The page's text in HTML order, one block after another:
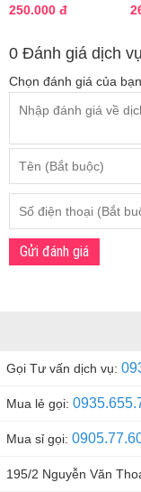
Nhật Bản, giàu dinh
250.000 đ
0 Đánh giá dịch
Chọn đánh giá của bạn
Gửi đánh giá
Gọi Tư vấn dịch vụ:
Mua lẻ gọi:
Mua sỉ gọi:
195/2 Nguyễn Văn